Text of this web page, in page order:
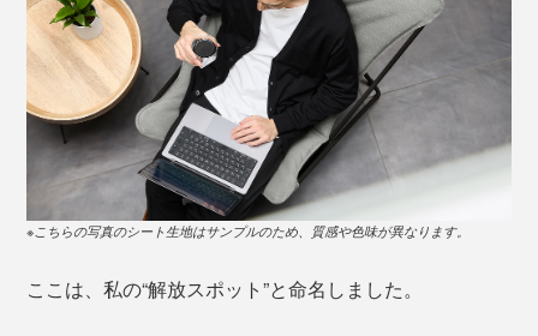
※こちらの写真のシート生地はサンプルのため、質感や色味が異なります。
ここは、私の“解放スポット”と命名しました。